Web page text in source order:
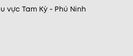
vực Tam Kỳ - Phú Ninh